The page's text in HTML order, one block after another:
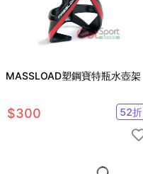
MASSLOAD塑鋼寶特瓶水壺架
$300 52折